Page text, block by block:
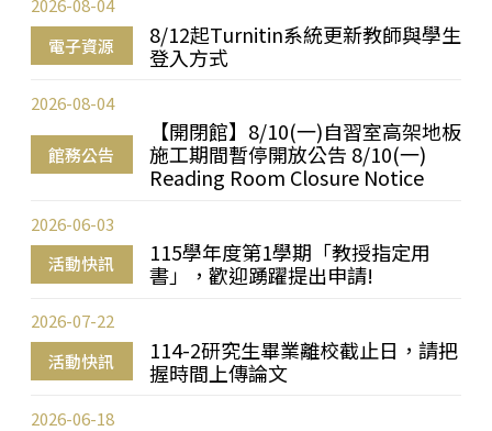
電子資源
8/12起Turnitin系統更新教師與學生
登入方式
2026-08-04
館務公告
【開閉館】8/10(一)自習室高架地板
施工期間暫停開放公告 8/10(一)
Reading Room Closure Notice
2026-08-04
活動快訊
115學年度第1學期「教授指定用
書」，歡迎踴躍提出申請!
2026-06-03
活動快訊
114-2研究生畢業離校截止日，請把
握時間上傳論文
2026-07-22
2026-06-18